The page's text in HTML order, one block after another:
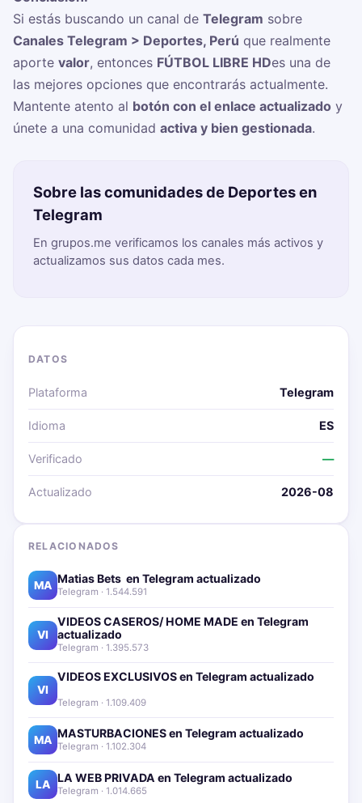
Si estás buscando un canal de Telegram sobre
Canales Telegram > Deportes, Perú que realmente
aporte valor, entonces FÚTBOL LIBRE HDes una de
las mejores opciones que encontrarás actualmente.
Mantente atento al botón con el enlace actualizado y
únete a una comunidad activa y bien gestionada.
Sobre las comunidades de Deportes en
Telegram
En grupos.me verificamos los canales más activos y
actualizamos sus datos cada mes.
DATOS
Plataforma Telegram
Idioma ES
Verificado —
Actualizado 2026-08
RELACIONADOS
MA Matias Bets ‍ en Telegram actualizado📱🔥
Telegram · 1.544.591
VI
VIDEOS CASEROS/ HOME MADE en Telegram
actualizado📱🔥
Telegram · 1.395.573
VI
VIDEOS EXCLUSIVOS en Telegram actualizado📱
Telegram · 1.109.409
MA MASTURBACIONES en Telegram actualizado📱🔥
Telegram · 1.102.304
LA LA WEB PRIVADA en Telegram actualizado📱🔥
Telegram · 1.014.665